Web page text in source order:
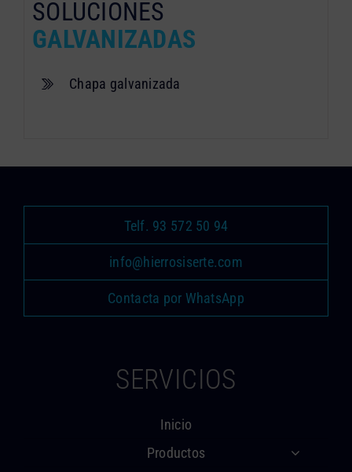
SOLUCIONES
GALVANIZADAS
Chapa galvanizada
Telf. 93 572 50 94
info@hierrosiserte.com
Contacta por WhatsApp
SERVICIOS
Inicio
Productos